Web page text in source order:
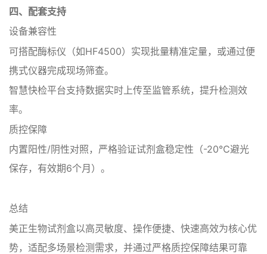
四、‌配套支持
‌设备兼容性‌
可搭配酶标仪（如HF4500）实现批量精准定量，或通过便
携式仪器完成现场筛查‌。
智慧快检平台支持数据实时上传至监管系统，提升检测效
率‌。
‌质控保障‌
内置阳性/阴性对照，严格验证试剂盒稳定性（-20℃避光
保存，有效期6个月）‌。
总结
美正生物试剂盒以‌高灵敏度、操作便捷、快速高效‌为核心优
势‌，适配多场景检测需求，并通过严格质控保障结果可靠